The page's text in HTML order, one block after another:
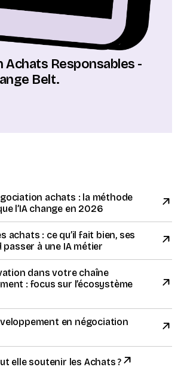
Achats Responsables -
Belt.
achats : la méthode
l’IA change en 2026
achats : ce qu’il fait bien, ses
à une IA métier
dans votre chaîne
: focus sur l’écosystème
en négociation
elle soutenir les Achats ?